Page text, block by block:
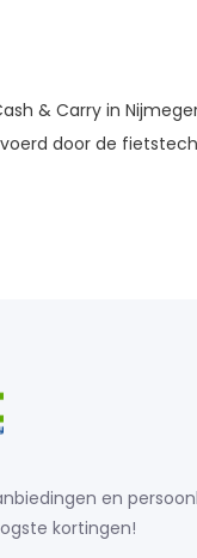
& Carry in
door de
en
kortingen!